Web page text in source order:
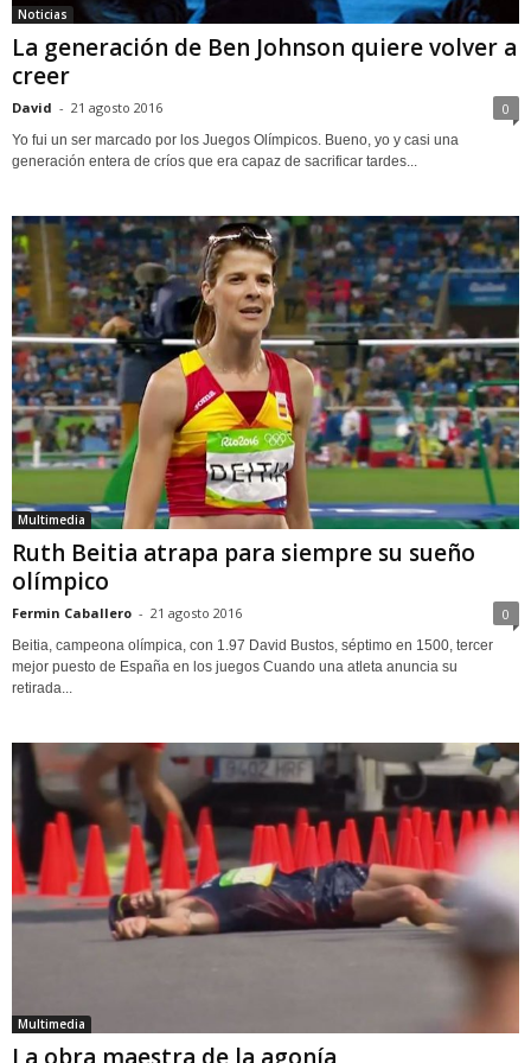
Noticias
La generación de Ben Johnson quiere volver a
creer
David - 21 agosto 2016 0
Yo fui un ser marcado por los Juegos Olímpicos. Bueno, yo y casi una
generación entera de críos que era capaz de sacrificar tardes...
Multimedia
Ruth Beitia atrapa para siempre su sueño
olímpico
Fermin Caballero - 21 agosto 2016 0
Beitia, campeona olímpica, con 1.97 David Bustos, séptimo en 1500, tercer
mejor puesto de España en los juegos Cuando una atleta anuncia su
retirada...
Multimedia
La obra maestra de la agonía